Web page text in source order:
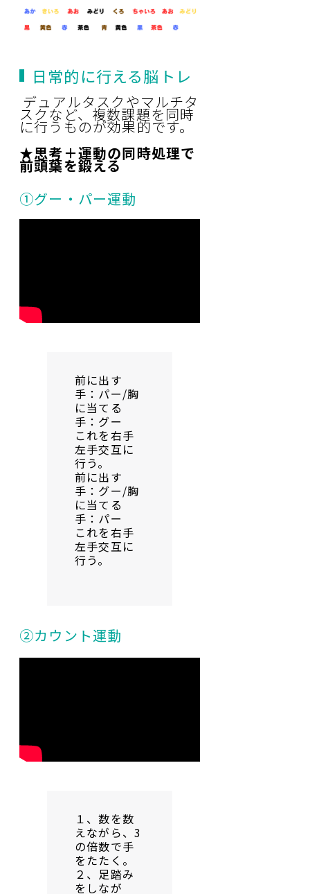
日常的に行える脳トレ
デュアルタスクやマルチタ
スクなど、複数課題を同時
に行うものが効果的です。
★思考＋運動の同時処理で
前頭葉を鍛える
➀グー・パー運動
前に出す
手：パー/胸
に当てる
手：グー
これを右手
左手交互に
行う。
前に出す
手：グー/胸
に当てる
手：パー
これを右手
左手交互に
行う。
②カウント運動
１、数を数
えながら、3
の倍数で手
をたたく。
２、足踏み
をしなが